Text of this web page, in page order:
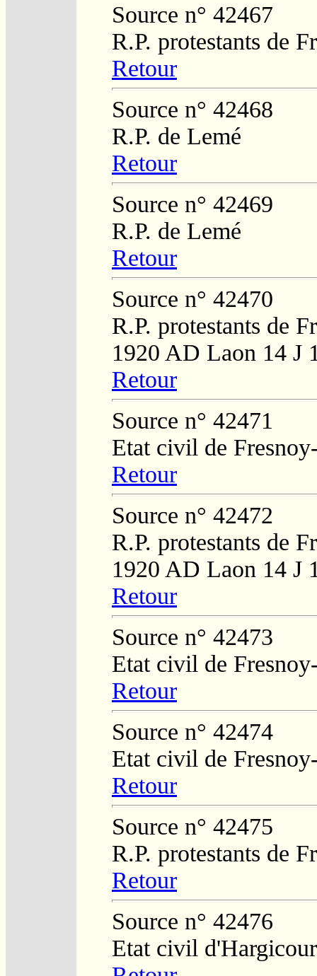
Source n° 42467
R.P. protestants de
Retour
Source n° 42468
R.P. de Lemé
Retour
Source n° 42469
R.P. de Lemé
Retour
Source n° 42470
R.P. protestants de
1920 AD Laon 14 J
Retour
Source n° 42471
Etat civil de
Retour
Source n° 42472
R.P. protestants de
1920 AD Laon 14 J
Retour
Source n° 42473
Etat civil de
Retour
Source n° 42474
Etat civil de
Retour
Source n° 42475
R.P. protestants de
Retour
Source n° 42476
Etat civil